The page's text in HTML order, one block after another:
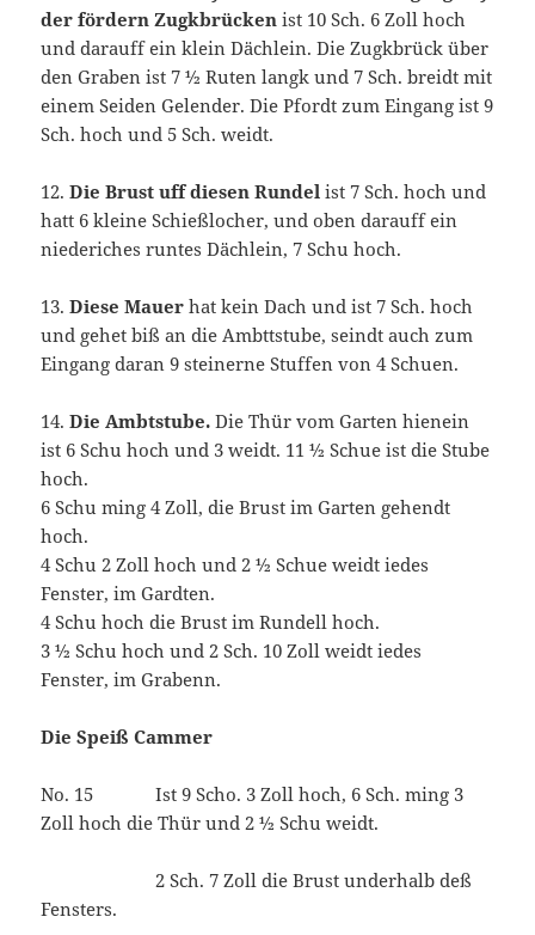
der fördern Zugkbrücken ist 10 Sch. 6 Zoll hoch
und darauff ein klein Dächlein. Die Zugkbrück über
den Graben ist 7 ½ Ruten langk und 7 Sch. breidt mit
einem Seiden Gelender. Die Pfordt zum Eingang ist 9
Sch. hoch und 5 Sch. weidt.
12.Die Brust uff diesen Rundel ist 7 Sch. hoch und
hatt 6 kleine Schießlocher, und oben darauff ein
niederiches runtes Dächlein, 7 Schu hoch.
13.Diese Mauer hat kein Dach und ist 7 Sch. hoch
und gehet biß an die Ambttstube, seindt auch zum
Eingang daran 9 steinerne Stuffen von 4 Schuen.
14.Die Ambtstube. Die Thür vom Garten hienein
ist 6 Schu hoch und 3 weidt. 11 ½ Schue ist die Stube
hoch.
6 Schu ming 4 Zoll, die Brust im Garten gehendt
hoch.
4 Schu 2 Zoll hoch und 2 ½ Schue weidt iedes
Fenster, im Gardten.
4 Schu hoch die Brust im Rundell hoch.
3 ½ Schu hoch und 2 Sch. 10 Zoll weidt iedes
Fenster, im Grabenn.
Die Speiß Cammer
No. 15 Ist 9 Scho. 3 Zoll hoch, 6 Sch. ming 3
Zoll hoch die Thür und 2 ½ Schu weidt.
2 Sch. 7 Zoll die Brust underhalb deß
Fensters.